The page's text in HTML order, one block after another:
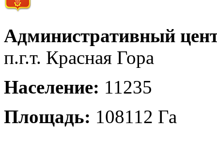
Административный
п.г.т. Красная Гора
Население: 11235
Площадь: 108112 Га